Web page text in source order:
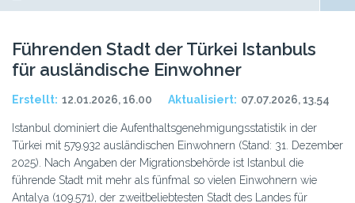
Führenden Stadt der Türkei Istanbuls
für ausländische Einwohner
Erstellt: 12.01.2026, 16.00 Aktualisiert: 07.07.2026, 13.54
Istanbul dominiert die Aufenthaltsgenehmigungsstatistik in der
Türkei mit 579.932 ausländischen Einwohnern (Stand: 31. Dezember
2025). Nach Angaben der Migrationsbehörde ist Istanbul die
führende Stadt mit mehr als fünfmal so vielen Einwohnern wie
Antalya (109.571), der zweitbeliebtesten Stadt des Landes für